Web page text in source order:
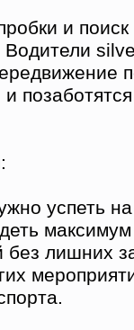
и
Водители
успеть
максимум
без лишних